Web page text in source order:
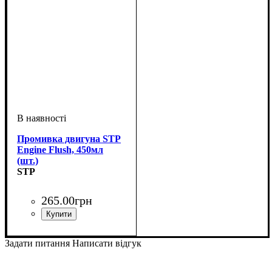
Промивка двигуна STP
Engine Flush, 450мл
(шт.)
STP
265.00грн
Задати питання Написати відгук